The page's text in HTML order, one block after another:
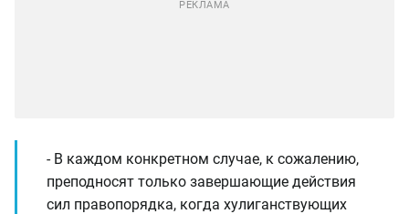
- В каждом конкретном случае, к сожалению,
преподносят только завершающие действия
сил правопорядка, когда хулиганствующих